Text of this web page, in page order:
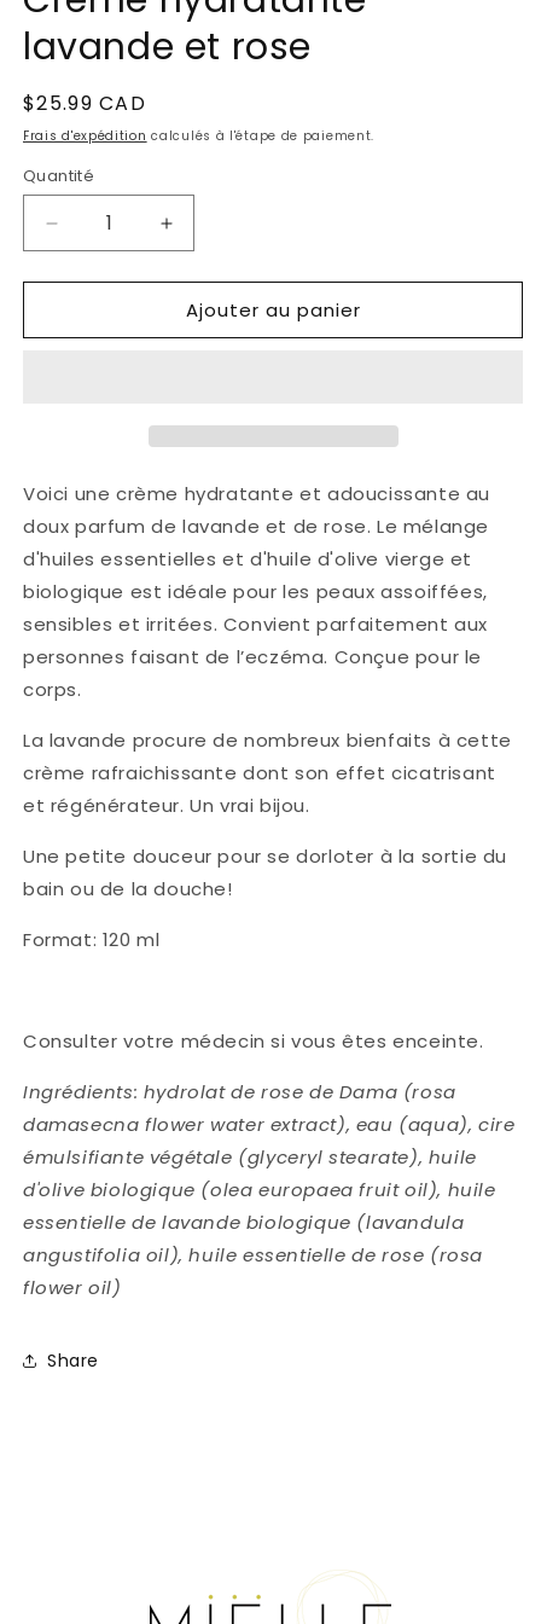
dans
fenêtre
modale
lavande et rose
Prix
habituel
$25.99 CAD
Frais d'expédition calculés à l'étape de paiement.
Quantité
Réduire
la
quantité
Crème
Augmenter
la
quantité
de
Crème
Ajouter au panier
Voici une crème hydratante et adoucissante au
doux parfum de lavande et de rose. Le mélange
d'huiles essentielles et d'huile d'olive vierge et
biologique est idéale pour les peaux assoiffées,
sensibles et irritées. Convient parfaitement aux
personnes faisant de l’eczéma. Conçue pour le
corps.
La lavande procure de nombreux bienfaits à cette
crème rafraichissante dont son effet cicatrisant
et régénérateur. Un vrai bijou.
Une petite douceur pour se dorloter à la sortie du
bain ou de la douche!
Format: 120 ml
Consulter votre médecin si vous êtes enceinte.
Ingrédients: hydrolat de rose de Dama (rosa
damasecna flower water extract), eau (aqua), cire
émulsifiante végétale (glyceryl stearate), huile
d'olive biologique (olea europaea fruit oil), huile
essentielle de lavande biologique (lavandula
angustifolia oil), huile essentielle de rose (rosa
flower oil)
Share